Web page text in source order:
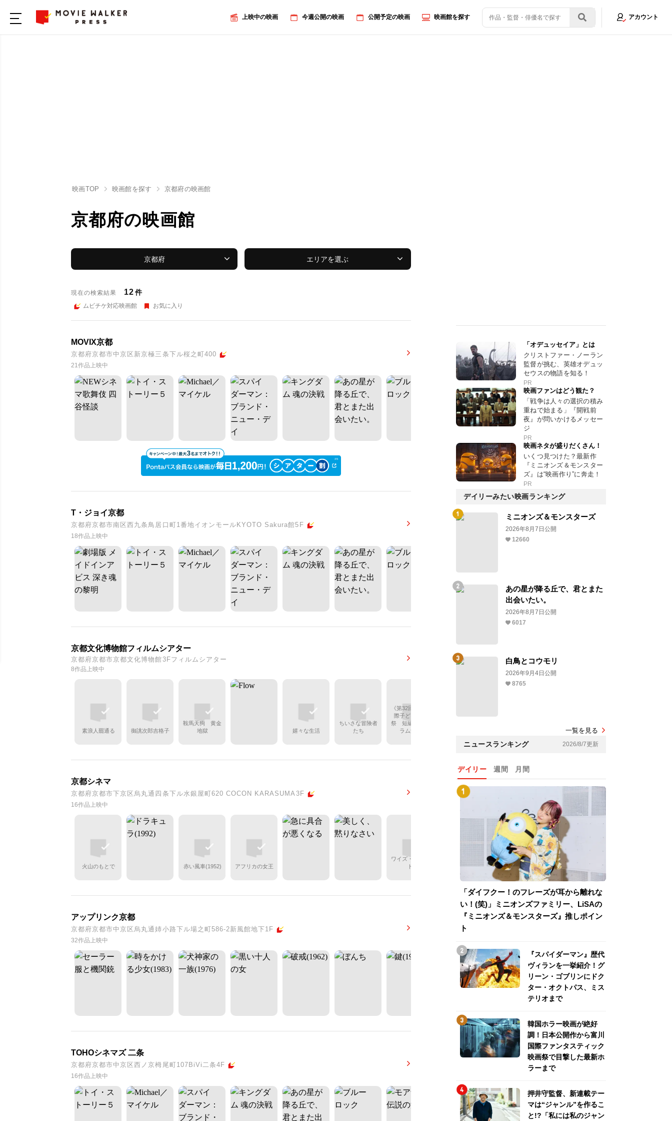
上映中の映画 今週公開の映画 公開予定の映画 映画館を探す アカウント
映画TOP 映画館を探す 京都府の映画館
京都府の映画館
京都府 エリアを選ぶ
現在の検索結果 12件
ムビチケ対応映画館 お気に入り
MOVIX京都
京都府京都市中京区新京極三条下ル桜之町400
21作品上映中
T・ジョイ京都
京都府京都市南区西九条鳥居口町1番地イオンモールKYOTO Sakura館5F
18作品上映中
京都文化博物館フィルムシアター
京都府京都市京都文化博物館3Fフィルムシアター
8作品上映中
素浪人罷通る 御誂次郎吉格子
鞍馬天狗 黄金
地獄
嬉々な生活
ちいさな冒険者
たち
《第32回京都国
際子ども映画
祭 短編プログ
ラム集》
京都シネマ
京都府京都市下京区烏丸通四条下ル水銀屋町620 COCON KARASUMA3F
16作品上映中
火山のもとで 赤い風車(1952) アフリカの女王
ワイズ・ブラッ
ド
アップリンク京都
京都府京都市中京区烏丸通姉小路下ル場之町586-2新風館地下1F
32作品上映中
TOHOシネマズ 二条
京都府京都市中京区西ノ京栂尾町107BiVi二条4F
16作品上映中
「オデュッセイア」とは
クリストファー・ノーラン
監督が挑む、英雄オデュッ
セウスの物語を知る！
PR
映画ファンはどう観た？
「戦争は人々の選択の積み
重ねで始まる」『開戦前
夜』が問いかけるメッセー
ジ
PR
映画ネタが盛りだくさん！
いくつ見つけた？最新作
『ミニオンズ＆モンスター
ズ』は“映画作り”に奔走！
PR
デイリーみたい映画ランキング
ミニオンズ＆モンスターズ
2026年8月7日公開
12660
あの星が降る丘で、君とまた
出会いたい。
2026年8月7日公開
6017
白鳥とコウモリ
2026年9月4日公開
8765
一覧を見る
ニュースランキング 2026/8/7更新
デイリー 週間 月間
「ダイフクー！のフレーズが耳から離れな
い！(笑)」ミニオンズファミリー、LiSAの
『ミニオンズ＆モンスターズ』推しポイン
ト
『スパイダーマン』歴代
ヴィランを一挙紹介！グ
リーン・ゴブリンにドク
ター・オクトパス、ミス
テリオまで
韓国ホラー映画が絶好
調！日本公開作から富川
国際ファンタスティック
映画祭で目撃した最新ホ
ラーまで
押井守監督、新連載テー
マは“ジャンル”を作るこ
と!?「私には私のジャン